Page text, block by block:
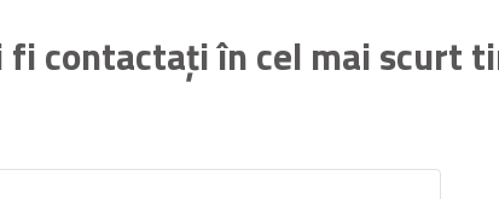
contactați în cel mai scurt